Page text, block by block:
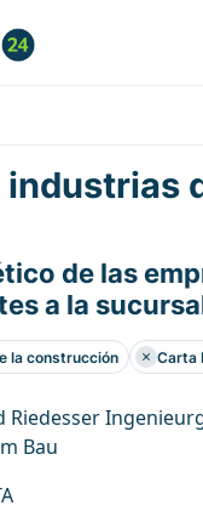
industrias
de las
a la
la construcción Carta
Riedesser
Bau